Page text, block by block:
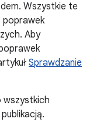
Wszystkie te
poprawek
Aby
Sprawdzanie
wszystkich